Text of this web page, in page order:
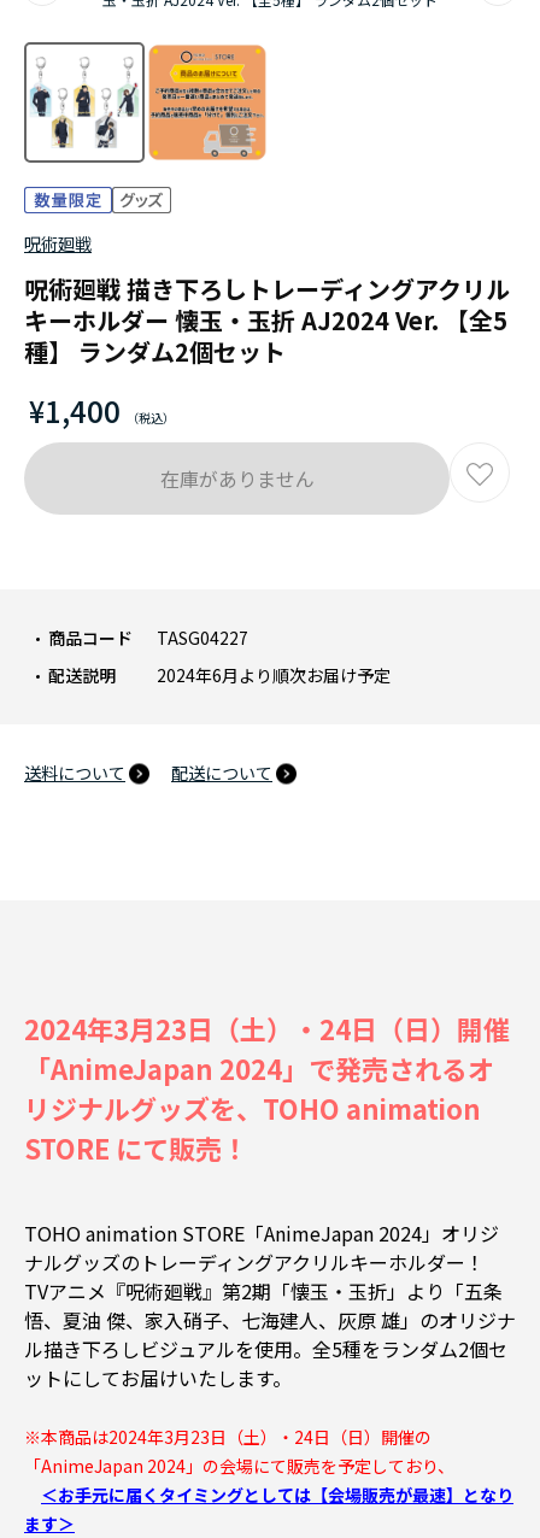
呪術廻戦
呪術廻戦 描き下ろしトレーディングアクリル
キーホルダー 懐玉・玉折 AJ2024 Ver. 【全5
種】 ランダム2個セット
¥1,400
商品コード
TASG04227
配送説明
2024年6月より順次お届け予定
送料について 配送について
在庫がありません
2024年3月23日（土）・24日（日）開催
「AnimeJapan 2024」で発売されるオ
リジナルグッズを、TOHO animation
STORE にて販売！
TOHO animation STORE「AnimeJapan 2024」オリジ
ナルグッズのトレーディングアクリルキーホルダー！
TVアニメ『呪術廻戦』第2期「懐玉・玉折」より「五条
悟、夏油 傑、家入硝子、七海建人、灰原 雄」のオリジナ
ル描き下ろしビジュアルを使用。全5種をランダム2個セ
ットにしてお届けいたします。
※本商品は2024年3月23日（土）・24日（日）開催の
「AnimeJapan 2024」の会場にて販売を予定しており、
＜お手元に届くタイミングとしては【会場販売が最速】となり
ます＞